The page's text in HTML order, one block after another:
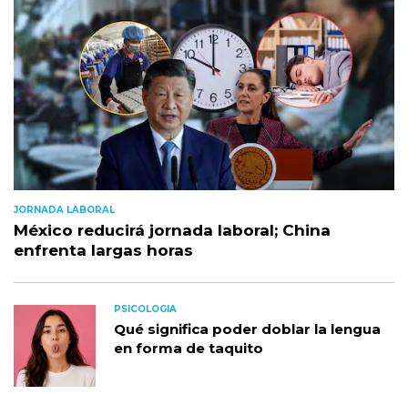
JORNADA LABORAL
México reducirá jornada laboral; China
enfrenta largas horas
PSICOLOGIA
Qué significa poder doblar la lengua
en forma de taquito